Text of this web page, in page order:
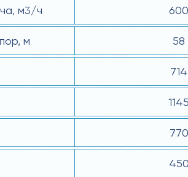
м3/ч 600
м 58
714
1145
770
450